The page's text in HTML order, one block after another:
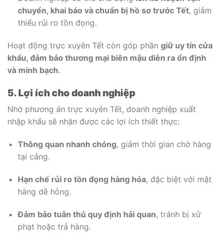
chuyển, khai báo và chuẩn bị hồ sơ trước Tết, giảm
thiểu rủi ro tồn đọng.
Hoạt động trực xuyên Tết còn góp phần giữ uy tín cửa
khẩu, đảm bảo thương mại biên mậu diễn ra ổn định
và minh bạch.
5. Lợi ích cho doanh nghiệp
Nhờ phương án trực xuyên Tết, doanh nghiệp xuất
nhập khẩu sẽ nhận được các lợi ích thiết thực:
Thông quan nhanh chóng, giảm thời gian chờ hàng
tại cảng.
Hạn chế rủi ro tồn đọng hàng hóa, đặc biệt với mặt
hàng dễ hỏng.
Đảm bảo tuân thủ quy định hải quan, tránh bị xử
phạt hoặc trả hàng.